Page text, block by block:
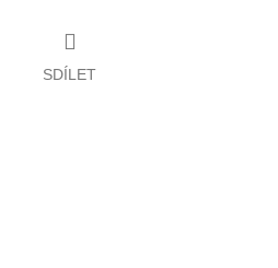
SDÍLET